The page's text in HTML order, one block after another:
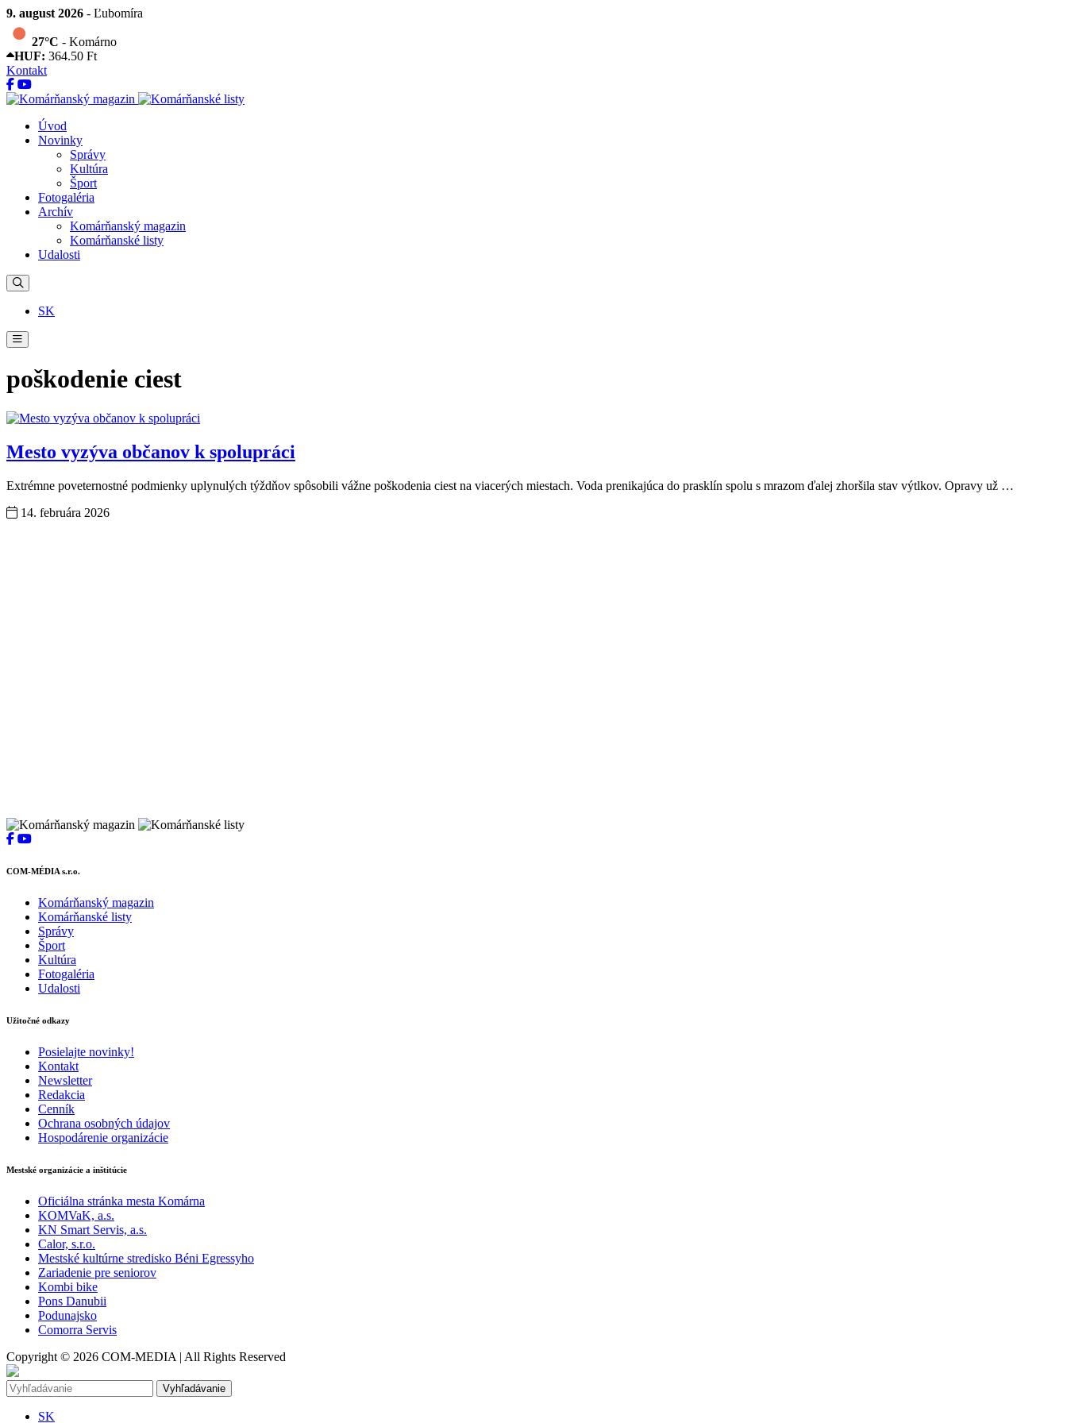
9. august 2026 - Ľubomíra
27°C - Komárno
HUF: 364.50 Ft
Kontakt
Úvod
Novinky
Správy
Kultúra
Šport
Fotogaléria
Archív
Komárňanský magazin
Komárňanské listy
Udalosti
SK
poškodenie ciest
Mesto vyzýva občanov k spolupráci
Extrémne poveternostné podmienky uplynulých týždňov spôsobili vážne poškodenia ciest na viacerých miestach. Voda prenikajúca do prasklín spolu s mrazom ďalej zhoršila stav výtlkov. Opravy už …
14. februára 2026
COM-MÉDIA s.r.o.
Komárňanský magazin
Komárňanské listy
Správy
Šport
Kultúra
Fotogaléria
Udalosti
Užitočné odkazy
Posielajte novinky!
Kontakt
Newsletter
Redakcia
Cenník
Ochrana osobných údajov
Hospodárenie organizácie
Mestské organizácie a inštitúcie
Oficiálna stránka mesta Komárna
KOMVaK, a.s.
KN Smart Servis, a.s.
Calor, s.r.o.
Mestské kultúrne stredisko Béni Egressyho
Zariadenie pre seniorov
Kombi bike
Pons Danubii
Podunajsko
Comorra Servis
Copyright © 2026 COM-MEDIA | All Rights Reserved
Vyhľadávanie
SK